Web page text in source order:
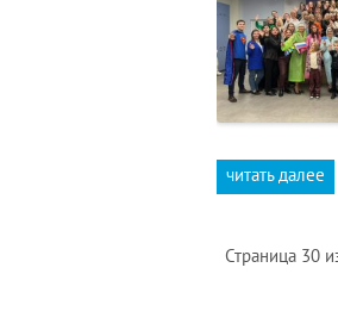
читать далее
Страница 30